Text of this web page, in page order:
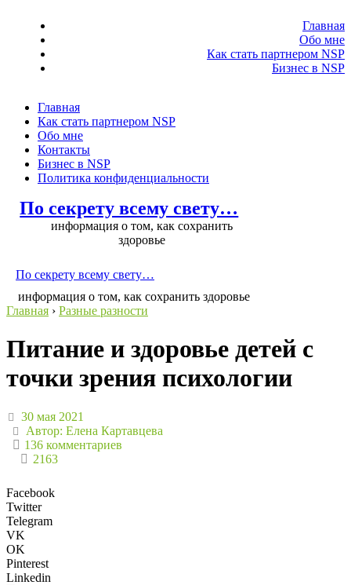
Главная
Обо мне
Как стать партнером NSP
Бизнес в NSP
Главная
Как стать партнером NSP
Обо мне
Контакты
Бизнес в NSP
Политика конфиденциальности
По секрету всему свету…
информация о том, как сохранить
здоровье
По секрету всему свету…
информация о том, как сохранить здоровье
Главная › Разные разности
Питание и здоровье детей с
точки зрения психологии
30 мая 2021
Автор: Елена Картавцева
136 комментариев
2163
Facebook
Twitter
Telegram
VK
OK
Pinterest
Linkedin